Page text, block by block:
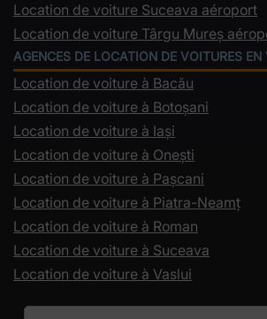
Location de voiture Suceava aéroport
Location de voiture Târgu Mureș
AGENCES DE LOCATION DE VOITURES EN
Location de voiture à Bacău
Location de voiture à Botoșani
Location de voiture à Iași
Location de voiture à Onești
Location de voiture à Pașcani
Location de voiture à Piatra-Neamț
Location de voiture à Roman
Location de voiture à Suceava
Location de voiture à Vaslui